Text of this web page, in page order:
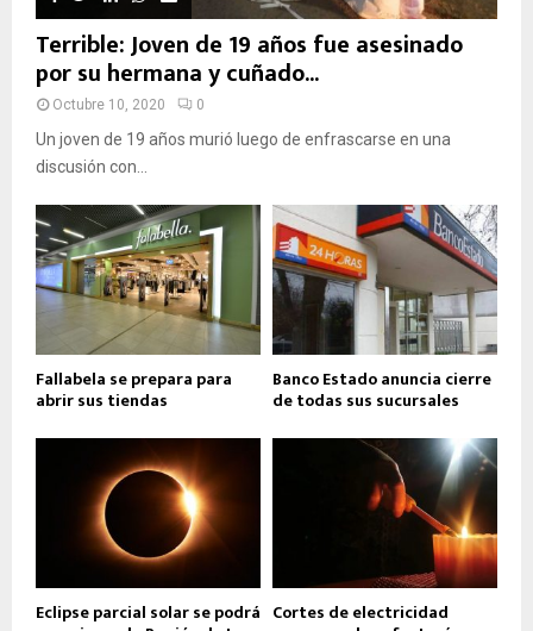
Terrible: Joven de 19 años fue asesinado
por su hermana y cuñado...
Octubre 10, 2020 0
Un joven de 19 años murió luego de enfrascarse en una
discusión con...
Fallabela se prepara para
abrir sus tiendas
Banco Estado anuncia cierre
de todas sus sucursales
Eclipse parcial solar se podrá Cortes de electricidad